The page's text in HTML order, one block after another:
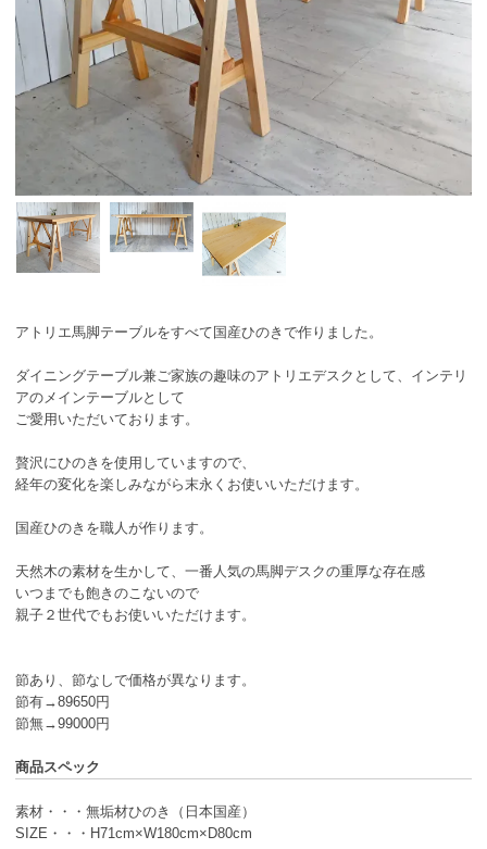
アトリエ馬脚テーブルをすべて国産ひのきで作りました。
ダイニングテーブル兼ご家族の趣味のアトリエデスクとして、インテリ
アのメインテーブルとして
ご愛用いただいております。
贅沢にひのきを使用していますので、
経年の変化を楽しみながら末永くお使いいただけます。
国産ひのきを職人が作ります。
天然木の素材を生かして、一番人気の馬脚デスクの重厚な存在感
いつまでも飽きのこないので
親子２世代でもお使いいただけます。
節あり、節なしで価格が異なります。
節有→89650円
節無→99000円
商品スペック
素材・・・無垢材ひのき（日本国産）
SIZE・・・H71cm×W180cm×D80cm